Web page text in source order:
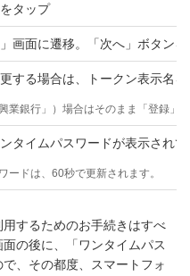
タップ
」画面に遷移。「次へ」ボタン
する場合は、トークン表示名
業銀行」）場合はそのまま「登録」
タイムパスワードが表示され
ードは、60秒で更新されます。
するためのお手続きはすべ
の後に、「ワンタイムパス
、その都度、スマートフォ